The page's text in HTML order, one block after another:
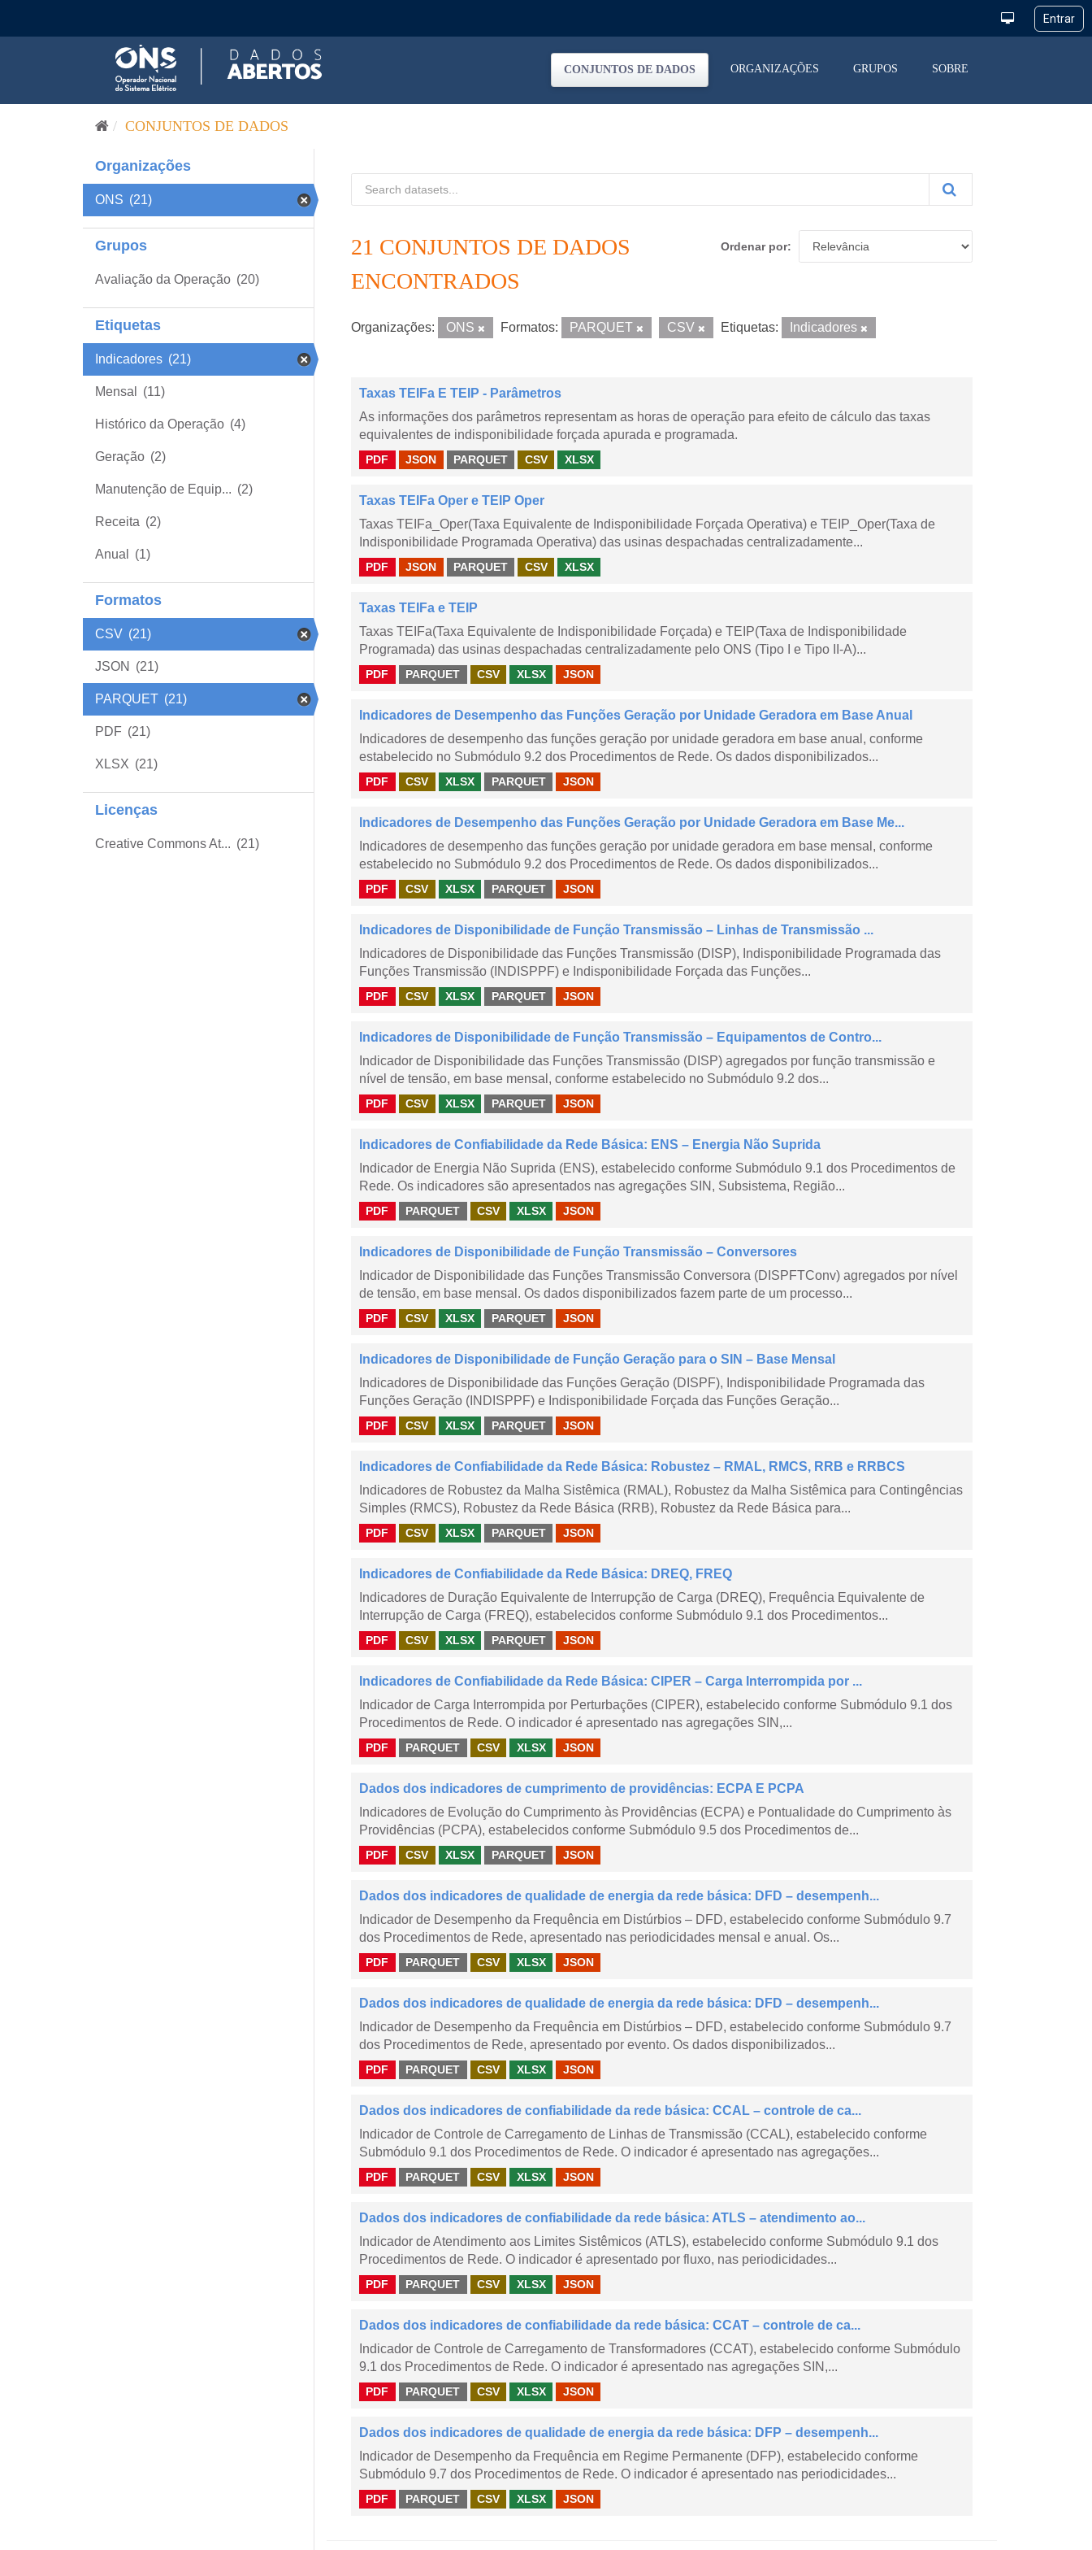
CONJUNTOS DE DADOS ORGANIZAÇÕES GRUPOS SOBRE
CONJUNTOS DE DADOS
Organizações
ONS (21)
Grupos
Avaliação da Operação (20)
Etiquetas
Indicadores (21)
Mensal (11)
Histórico da Operação (4)
Geração (2)
Manutenção de Equip... (2)
Receita (2)
Anual (1)
Formatos
CSV (21)
JSON (21)
PARQUET (21)
PDF (21)
XLSX (21)
Licenças
Creative Commons At... (21)
Ordenar por
21 CONJUNTOS DE DADOS
ENCONTRADOS
Organizações: ONS Formatos: PARQUET CSV Etiquetas: Indicadores
Taxas TEIFa E TEIP - Parâmetros
As informações dos parâmetros representam as horas de operação para efeito de cálculo das taxas
equivalentes de indisponibilidade forçada apurada e programada.
PDF JSON PARQUET CSV XLSX
Taxas TEIFa Oper e TEIP Oper
Taxas TEIFa_Oper(Taxa Equivalente de Indisponibilidade Forçada Operativa) e TEIP_Oper(Taxa de
Indisponibilidade Programada Operativa) das usinas despachadas centralizadamente...
PDF JSON PARQUET CSV XLSX
Taxas TEIFa e TEIP
Taxas TEIFa(Taxa Equivalente de Indisponibilidade Forçada) e TEIP(Taxa de Indisponibilidade
Programada) das usinas despachadas centralizadamente pelo ONS (Tipo I e Tipo II-A)...
PDF PARQUET CSV XLSX JSON
Indicadores de Desempenho das Funções Geração por Unidade Geradora em Base Anual
Indicadores de desempenho das funções geração por unidade geradora em base anual, conforme
estabelecido no Submódulo 9.2 dos Procedimentos de Rede. Os dados disponibilizados...
PDF CSV XLSX PARQUET JSON
Indicadores de Desempenho das Funções Geração por Unidade Geradora em Base Me...
Indicadores de desempenho das funções geração por unidade geradora em base mensal, conforme
estabelecido no Submódulo 9.2 dos Procedimentos de Rede. Os dados disponibilizados...
PDF CSV XLSX PARQUET JSON
Indicadores de Disponibilidade de Função Transmissão – Linhas de Transmissão ...
Indicadores de Disponibilidade das Funções Transmissão (DISP), Indisponibilidade Programada das
Funções Transmissão (INDISPPF) e Indisponibilidade Forçada das Funções...
PDF CSV XLSX PARQUET JSON
Indicadores de Disponibilidade de Função Transmissão – Equipamentos de Contro...
Indicador de Disponibilidade das Funções Transmissão (DISP) agregados por função transmissão e
nível de tensão, em base mensal, conforme estabelecido no Submódulo 9.2 dos...
PDF CSV XLSX PARQUET JSON
Indicadores de Confiabilidade da Rede Básica: ENS – Energia Não Suprida
Indicador de Energia Não Suprida (ENS), estabelecido conforme Submódulo 9.1 dos Procedimentos de
Rede. Os indicadores são apresentados nas agregações SIN, Subsistema, Região...
PDF PARQUET CSV XLSX JSON
Indicadores de Disponibilidade de Função Transmissão – Conversores
Indicador de Disponibilidade das Funções Transmissão Conversora (DISPFTConv) agregados por nível
de tensão, em base mensal. Os dados disponibilizados fazem parte de um processo...
PDF CSV XLSX PARQUET JSON
Indicadores de Disponibilidade de Função Geração para o SIN – Base Mensal
Indicadores de Disponibilidade das Funções Geração (DISPF), Indisponibilidade Programada das
Funções Geração (INDISPPF) e Indisponibilidade Forçada das Funções Geração...
PDF CSV XLSX PARQUET JSON
Indicadores de Confiabilidade da Rede Básica: Robustez – RMAL, RMCS, RRB e RRBCS
Indicadores de Robustez da Malha Sistêmica (RMAL), Robustez da Malha Sistêmica para Contingências
Simples (RMCS), Robustez da Rede Básica (RRB), Robustez da Rede Básica para...
PDF CSV XLSX PARQUET JSON
Indicadores de Confiabilidade da Rede Básica: DREQ, FREQ
Indicadores de Duração Equivalente de Interrupção de Carga (DREQ), Frequência Equivalente de
Interrupção de Carga (FREQ), estabelecidos conforme Submódulo 9.1 dos Procedimentos...
PDF CSV XLSX PARQUET JSON
Indicadores de Confiabilidade da Rede Básica: CIPER – Carga Interrompida por ...
Indicador de Carga Interrompida por Perturbações (CIPER), estabelecido conforme Submódulo 9.1 dos
Procedimentos de Rede. O indicador é apresentado nas agregações SIN,...
PDF PARQUET CSV XLSX JSON
Dados dos indicadores de cumprimento de providências: ECPA E PCPA
Indicadores de Evolução do Cumprimento às Providências (ECPA) e Pontualidade do Cumprimento às
Providências (PCPA), estabelecidos conforme Submódulo 9.5 dos Procedimentos de...
PDF CSV XLSX PARQUET JSON
Dados dos indicadores de qualidade de energia da rede básica: DFD – desempenh...
Indicador de Desempenho da Frequência em Distúrbios – DFD, estabelecido conforme Submódulo 9.7
dos Procedimentos de Rede, apresentado nas periodicidades mensal e anual. Os...
PDF PARQUET CSV XLSX JSON
Dados dos indicadores de qualidade de energia da rede básica: DFD – desempenh...
Indicador de Desempenho da Frequência em Distúrbios – DFD, estabelecido conforme Submódulo 9.7
dos Procedimentos de Rede, apresentado por evento. Os dados disponibilizados...
PDF PARQUET CSV XLSX JSON
Dados dos indicadores de confiabilidade da rede básica: CCAL – controle de ca...
Indicador de Controle de Carregamento de Linhas de Transmissão (CCAL), estabelecido conforme
Submódulo 9.1 dos Procedimentos de Rede. O indicador é apresentado nas agregações...
PDF PARQUET CSV XLSX JSON
Dados dos indicadores de confiabilidade da rede básica: ATLS – atendimento ao...
Indicador de Atendimento aos Limites Sistêmicos (ATLS), estabelecido conforme Submódulo 9.1 dos
Procedimentos de Rede. O indicador é apresentado por fluxo, nas periodicidades...
PDF PARQUET CSV XLSX JSON
Dados dos indicadores de confiabilidade da rede básica: CCAT – controle de ca...
Indicador de Controle de Carregamento de Transformadores (CCAT), estabelecido conforme Submódulo
9.1 dos Procedimentos de Rede. O indicador é apresentado nas agregações SIN,...
PDF PARQUET CSV XLSX JSON
Dados dos indicadores de qualidade de energia da rede básica: DFP – desempenh...
Indicador de Desempenho da Frequência em Regime Permanente (DFP), estabelecido conforme
Submódulo 9.7 dos Procedimentos de Rede. O indicador é apresentado nas periodicidades...
PDF PARQUET CSV XLSX JSON